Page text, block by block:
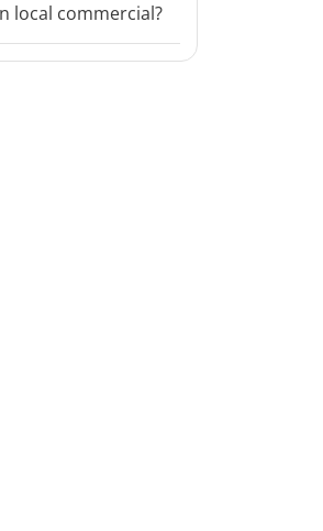
local commercial?